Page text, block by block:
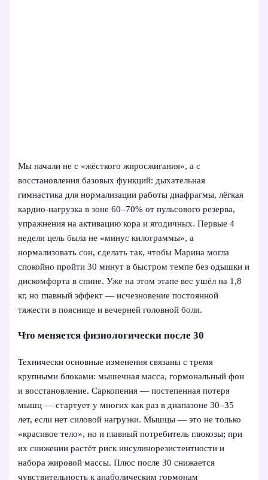
Мы начали не с «жёсткого жиросжигания», а с
восстановления базовых функций: дыхательная
гимнастика для нормализации работы диафрагмы, лёгкая
кардио-нагрузка в зоне 60–70% от пульсового резерва,
упражнения на активацию кора и ягодичных. Первые 4
недели цель была не «минус килограммы», а
нормализовать сон, сделать так, чтобы Марина могла
спокойно пройти 30 минут в быстром темпе без одышки и
дискомфорта в спине. Уже на этом этапе вес ушёл на 1,8
кг, но главный эффект — исчезновение постоянной
тяжести в пояснице и вечерней головной боли.
Что меняется физиологически после 30
Технически основные изменения связаны с тремя
крупными блоками: мышечная масса, гормональный фон
и восстановление. Саркопения — постепенная потеря
мышц — стартует у многих как раз в диапазоне 30–35
лет, если нет силовой нагрузки. Мышцы — это не только
«красивое тело», но и главный потребитель глюкозы; при
их снижении растёт риск инсулинорезистентности и
набора жировой массы. Плюс после 30 снижается
чувствительность к анаболическим гормонам